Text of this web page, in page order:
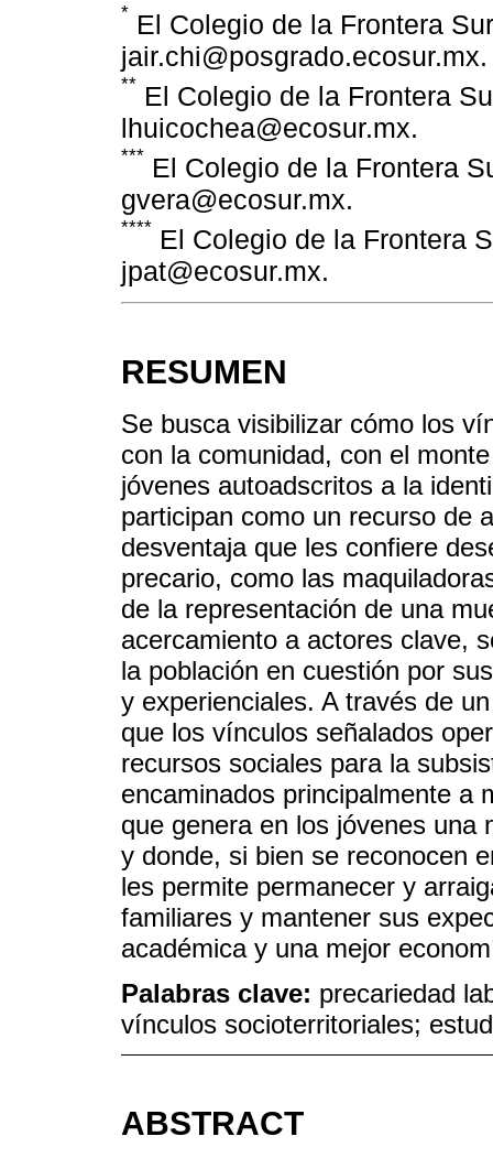
* El Colegio de la Frontera
jair.chi@posgrado.ecosur.mx.
** El Colegio de la Frontera
lhuicochea@ecosur.mx.
*** El Colegio de la Frontera
gvera@ecosur.mx.
**** El Colegio de la Frontera
jpat@ecosur.mx.
RESUMEN
Se busca visibilizar cómo los
con la comunidad, con el
jóvenes autoadscritos a la
participan como un recurso de
desventaja que les confiere
precario, como las
de la representación de una
acercamiento a actores clave,
la población en cuestión por
y experienciales. A través de
que los vínculos señalados
recursos sociales para la
encaminados principalmente a
que genera en los jóvenes una
y donde, si bien se reconocen
les permite permanecer y
familiares y mantener sus
académica y una mejor
Palabras clave: precariedad
vínculos socioterritoriales;
ABSTRACT